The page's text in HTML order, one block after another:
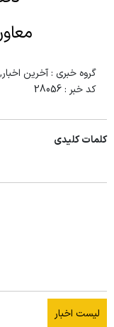
گروه خبری : آخرین
کد خبر : 28056
کلمات کلیدی
لیست اخبار